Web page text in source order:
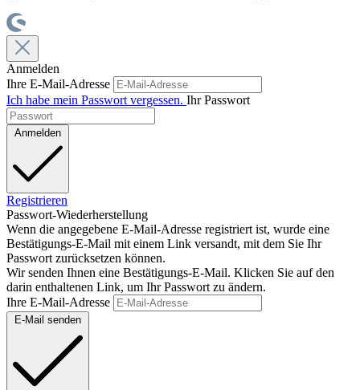
Anmelden
Ihre E-Mail-Adresse
Ich habe mein Passwort vergessen. Ihr Passwort
Anmelden
Registrieren
Passwort-Wiederherstellung
Wenn die angegebene E-Mail-Adresse registriert ist, wurde eine
Bestätigungs-E-Mail mit einem Link versandt, mit dem Sie Ihr
Passwort zurücksetzen können.
Wir senden Ihnen eine Bestätigungs-E-Mail. Klicken Sie auf den
darin enthaltenen Link, um Ihr Passwort zu ändern.
Ihre E-Mail-Adresse
E-Mail senden